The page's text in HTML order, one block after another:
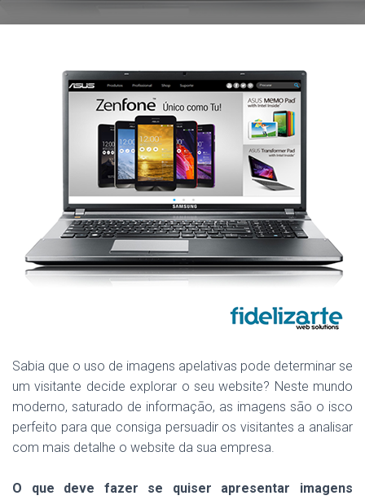
Sabia que o uso de imagens apelativas pode determinar se
um visitante decide explorar o seu website? Neste mundo
moderno, saturado de informação, as imagens são o isco
perfeito para que consiga persuadir os visitantes a analisar
com mais detalhe o website da sua empresa.
O que deve fazer se quiser apresentar imagens